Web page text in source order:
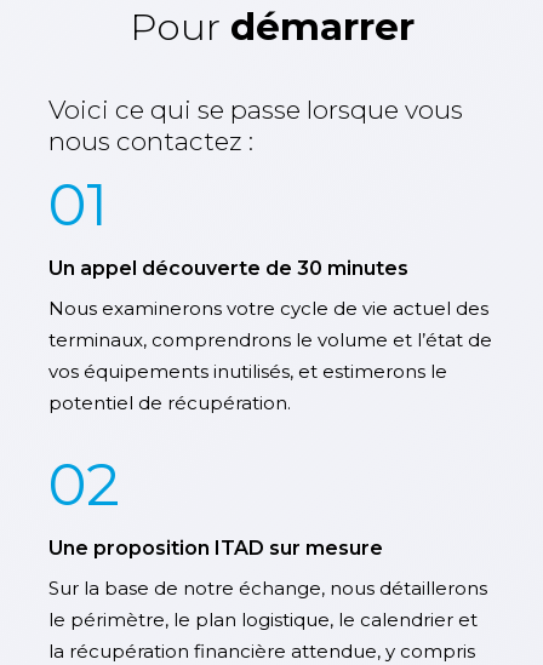
Pour démarrer
Voici ce qui se passe lorsque vous
nous contactez :
01
Un appel découverte de 30 minutes
Nous examinerons votre cycle de vie actuel des
terminaux, comprendrons le volume et l’état de
vos équipements inutilisés, et estimerons le
potentiel de récupération.
02
Une proposition ITAD sur mesure
Sur la base de notre échange, nous détaillerons
le périmètre, le plan logistique, le calendrier et
la récupération financière attendue, y compris